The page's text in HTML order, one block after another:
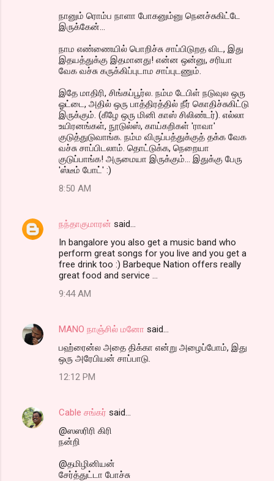
நானும் ரொம்ப நாளா போகனும்னு நெனச்சுகிட்டே
இருக்கேன்...
நாம எண்ணையில் பொறிச்சு சாப்பிடுறத விட, இது
இதயத்துக்கு இதமானது! என்ன ஒன்னு, சரியா
வேக வச்சு கருக்கிப்புடாம சாப்புடணும்.
இதே மாதிரி, சிங்கப்பூர்ல. நம்ம டேபிள் நடுவுல ஒரு
ஓட்டை, அதில் ஒரு பாத்திரத்தில் நீர் கொதிச்சுகிட்டு
இருக்கும். (கீழே ஒரு மினி காஸ் சிலிண்டர்). எல்லா
உயிரனங்கள், நூடுல்ஸ், காய்கறிகள் 'ராவா'
குடுத்துடுவாங்க. நம்ம விருப்பத்துக்குத் தக்க வேக
வச்சு சாப்பிடலாம். தொட்டுக்க, நெறையா
குடுப்பாங்க! அருமையா இருக்கும்... இதுக்கு பேரு
'ஸ்டீம் போட்' :)
8:50 AM
நந்தாகுமாரன் said…
In bangalore you also get a music band who
perform great songs for you live and you get a
free drink too :) Barbeque Nation offers really
great food and service ...
9:44 AM
MANO நாஞ்சில் மனோ said…
பஹ்ரைன்ல அதை திக்கா என்று அழைப்போம், இது
ஒரு அரேபியன் சாப்பாடு.
12:12 PM
Cable சங்கர் said…
@ஸஸரிரி கிரி
நன்றி
@தமிழினியன்
சேர்த்துட்டா போச்சு